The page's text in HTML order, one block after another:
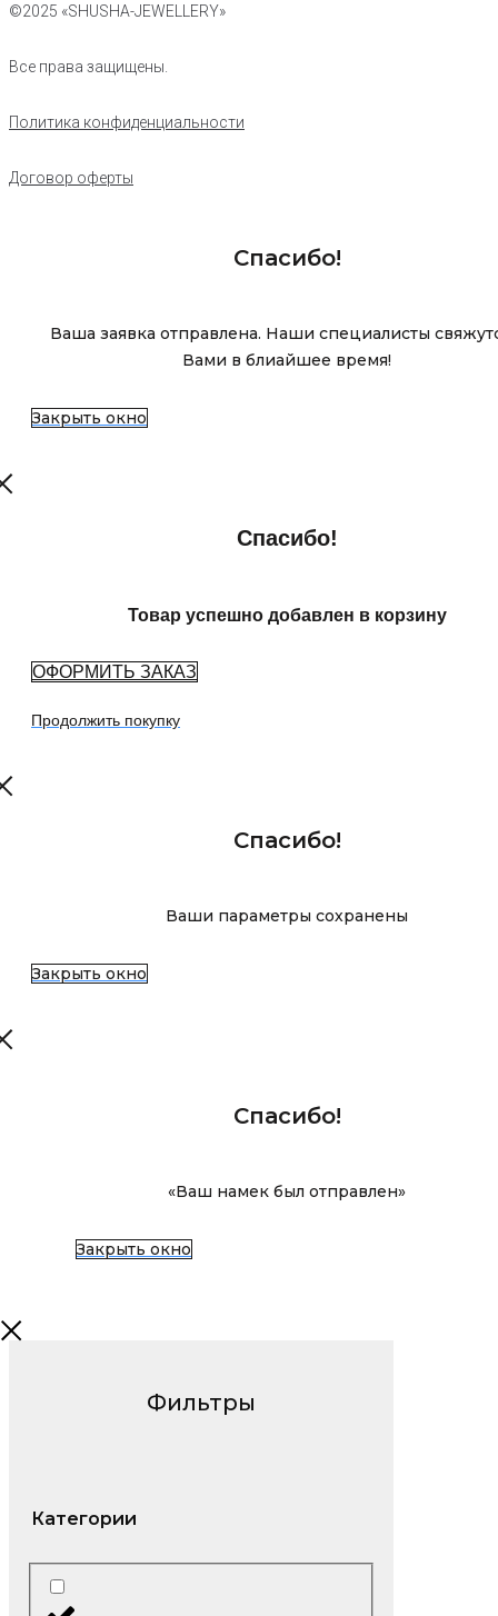
©2025 «SHUSHA-JEWELLERY»
Все права защищены.
Политика конфиденциальности
Договор оферты
Спасибо!
Ваша заявка отправлена. Наши специалисты
Вами в блиайшее время!
Закрыть окно
Спасибо!
Товар успешно добавлен в корзину
ОФОРМИТЬ ЗАКАЗ
Продолжить покупку
Спасибо!
Ваши параметры сохранены
Закрыть окно
Спасибо!
«Ваш намек был отправлен»
Закрыть окно
Фильтры
Категории